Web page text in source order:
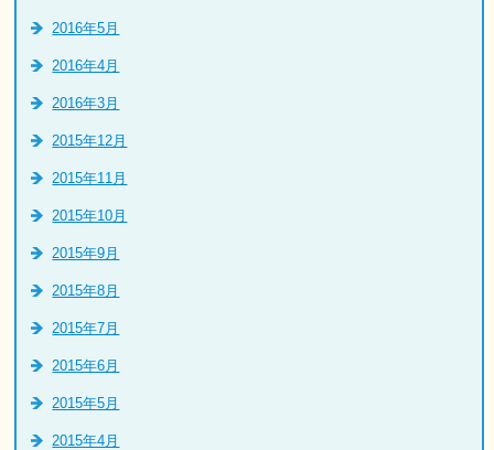
2016年5月
2016年4月
2016年3月
2015年12月
2015年11月
2015年10月
2015年9月
2015年8月
2015年7月
2015年6月
2015年5月
2015年4月